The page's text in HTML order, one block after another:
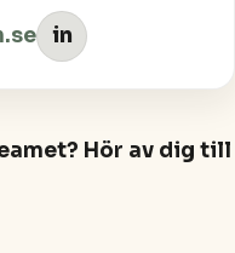
in
Hör av dig till